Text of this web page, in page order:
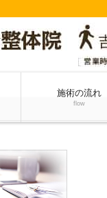
施術の流れ
flow